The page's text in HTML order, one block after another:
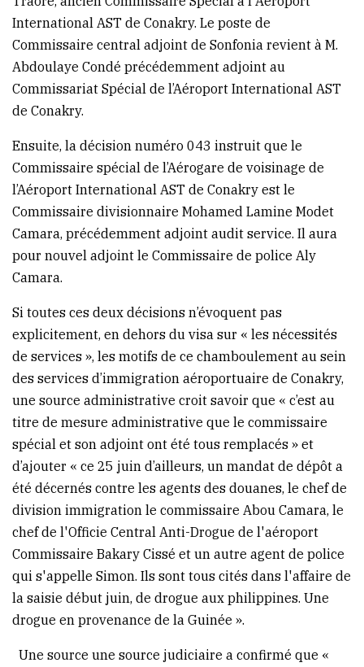
International AST de Conakry. Le poste de
Commissaire central adjoint de Sonfonia revient à M.
Abdoulaye Condé précédemment adjoint au
Commissariat Spécial de l’Aéroport International AST
de Conakry.
Ensuite, la décision numéro 043 instruit que le
Commissaire spécial de l’Aérogare de voisinage de
l’Aéroport International AST de Conakry est le
Commissaire divisionnaire Mohamed Lamine Modet
Camara, précédemment adjoint audit service. Il aura
pour nouvel adjoint le Commissaire de police Aly
Camara.
Si toutes ces deux décisions n’évoquent pas
explicitement, en dehors du visa sur « les nécessités
de services », les motifs de ce chamboulement au sein
des services d’immigration aéroportuaire de Conakry,
une source administrative croit savoir que « c’est au
titre de mesure administrative que le commissaire
spécial et son adjoint ont été tous remplacés » et
d’ajouter « ce 25 juin d’ailleurs, un mandat de dépôt a
été décernés contre les agents des douanes, le chef de
division immigration le commissaire Abou Camara, le
chef de l'Officie Central Anti-Drogue de l'aéroport
Commissaire Bakary Cissé et un autre agent de police
qui s'appelle Simon. Ils sont tous cités dans l'affaire de
la saisie début juin, de drogue aux philippines. Une
drogue en provenance de la Guinée ».
Une source une source judiciaire a confirmé que «